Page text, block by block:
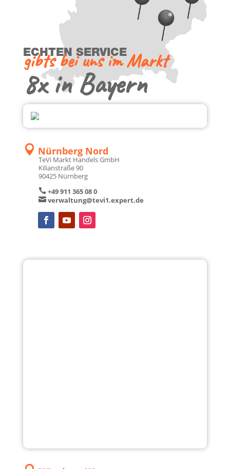
ECH­TEN SERVICE
gibts bei uns im Markt
8x in Bayern
 Nürn­berg Nord
TeVi Markt Han­dels GmbH
Kili­an­stra­ße 90
90425 Nürn­berg
 +49 911 365 08 0
 verwaltung@tevi1.expert.de